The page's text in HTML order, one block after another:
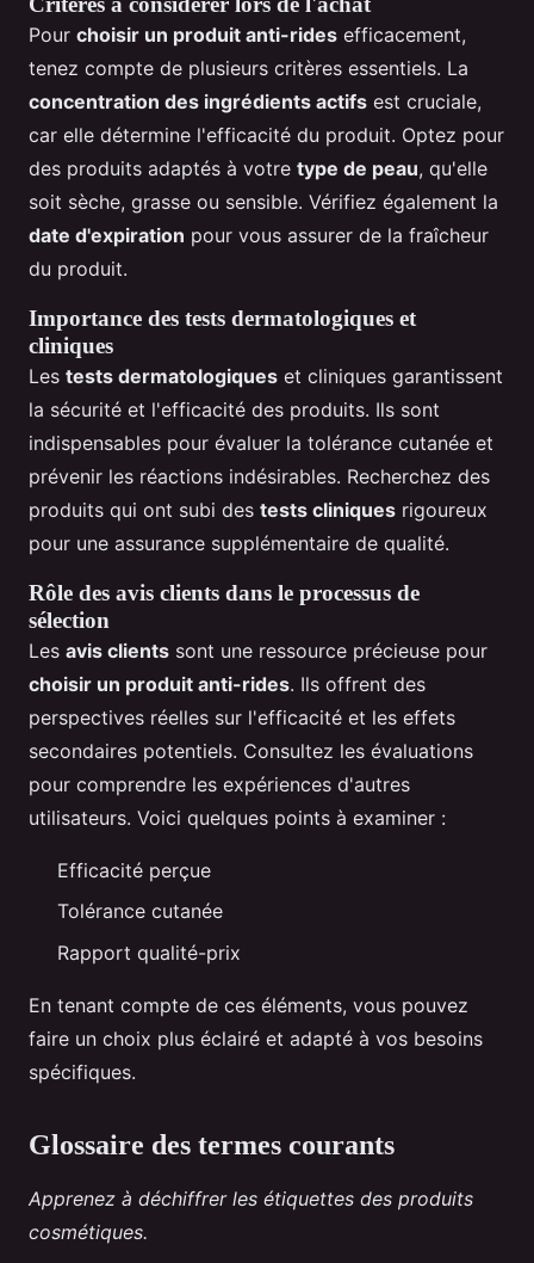
Pour choisir un produit anti-rides efficacement,
tenez compte de plusieurs critères essentiels. La
concentration des ingrédients actifs est cruciale,
car elle détermine l'efficacité du produit. Optez pour
des produits adaptés à votre type de peau, qu'elle
soit sèche, grasse ou sensible. Vérifiez également la
date d'expiration pour vous assurer de la fraîcheur
du produit.
Importance des tests dermatologiques et
cliniques
Les tests dermatologiques et cliniques garantissent
la sécurité et l'efficacité des produits. Ils sont
indispensables pour évaluer la tolérance cutanée et
prévenir les réactions indésirables. Recherchez des
produits qui ont subi des tests cliniques rigoureux
pour une assurance supplémentaire de qualité.
Rôle des avis clients dans le processus de
sélection
Les avis clients sont une ressource précieuse pour
choisir un produit anti-rides. Ils offrent des
perspectives réelles sur l'efficacité et les effets
secondaires potentiels. Consultez les évaluations
pour comprendre les expériences d'autres
utilisateurs. Voici quelques points à examiner :
Efficacité perçue
Tolérance cutanée
Rapport qualité-prix
En tenant compte de ces éléments, vous pouvez
faire un choix plus éclairé et adapté à vos besoins
spécifiques.
Glossaire des termes courants
Apprenez à déchiffrer les étiquettes des produits
cosmétiques.